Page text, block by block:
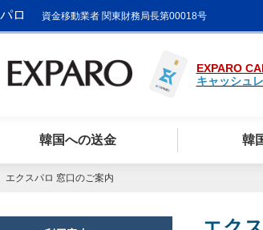
ロ 資金移動業者 関東財務局長第00018号
EXPARO
キャッシュ
韓国への送金 韓
エクスパロ 窓口のご案内